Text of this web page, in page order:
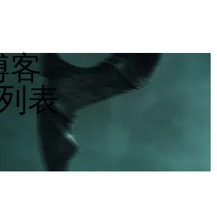
客
表